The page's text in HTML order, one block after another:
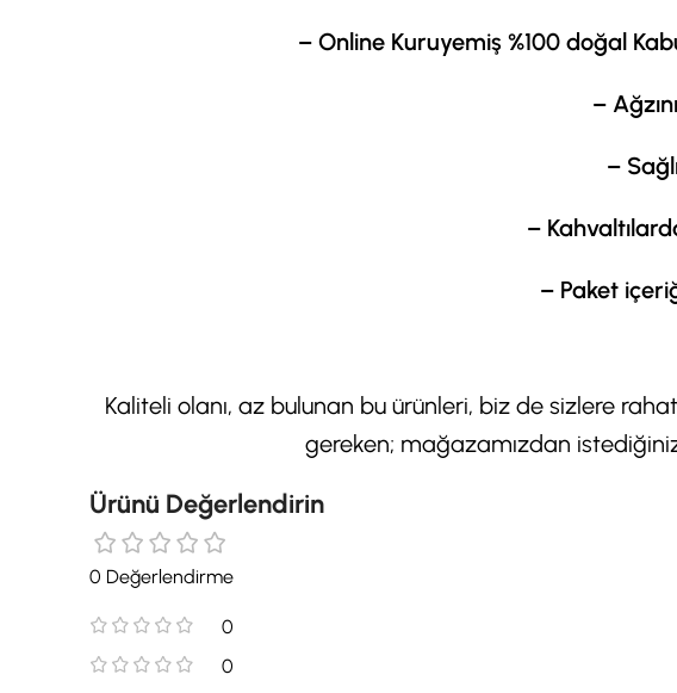
– Online Kuruyemiş %100 doğal
–
–
–
– Paket
Kaliteli olanı, az bulunan bu ürünleri, biz de sizlere
gereken; mağazamızdan
Ürünü Değerlendirin
0 Değerlendirme
0
0